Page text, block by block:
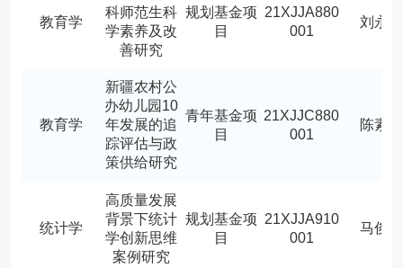
教育学
科师范生科
学素养及改
善研究
规划基金项
目
21XJJA880
001
刘永泉
教育学
新疆农村公
办幼儿园10
年发展的追
踪评估与政
策供给研究
青年基金项
目
21XJJC880
001
陈素园
统计学
高质量发展
背景下统计
学创新思维
案例研究
规划基金项
目
21XJJA910
001
马俊玲